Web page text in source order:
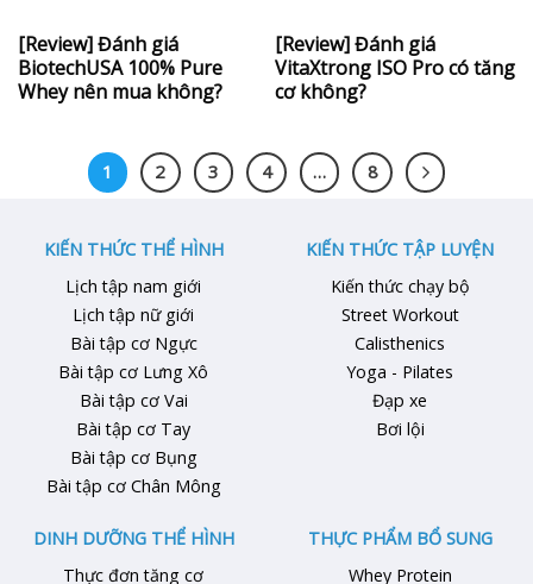
[Review] Đánh giá
BiotechUSA 100% Pure
Whey nên mua không?
[Review] Đánh giá
VitaXtrong ISO Pro có tăng
cơ không?
1 2 3 4 … 8
KIẾN THỨC THỂ HÌNH
Lịch tập nam giới
Lịch tập nữ giới
Bài tập cơ Ngực
Bài tập cơ Lưng Xô
Bài tập cơ Vai
Bài tập cơ Tay
Bài tập cơ Bụng
Bài tập cơ Chân Mông
KIẾN THỨC TẬP LUYỆN
Kiến thức chạy bộ
Street Workout
Calisthenics
Yoga - Pilates
Đạp xe
Bơi lội
DINH DƯỠNG THỂ HÌNH
Thực đơn tăng cơ
THỰC PHẨM BỔ SUNG
Whey Protein